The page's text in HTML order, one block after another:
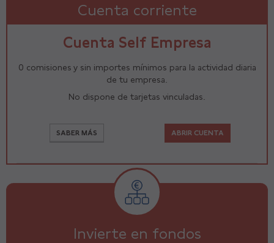
Cuenta corriente
Cuenta Self Empresa
0 comisiones y sin importes mínimos para la actividad diaria
de tu empresa.
No dispone de tarjetas vinculadas.
SABER MÁS ABRIR CUENTA
Invierte en fondos